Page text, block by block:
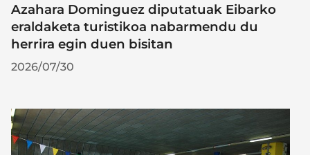
Azahara Dominguez diputatuak Eibarko
eraldaketa turistikoa nabarmendu du
herrira egin duen bisitan
2026/07/30